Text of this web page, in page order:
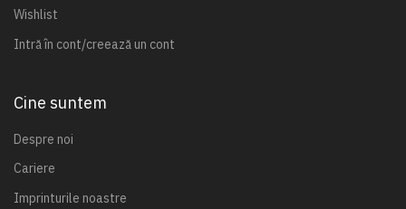
Wishlist
Intră în cont/creează un cont
Cine suntem
Despre noi
Cariere
Imprinturile noastre